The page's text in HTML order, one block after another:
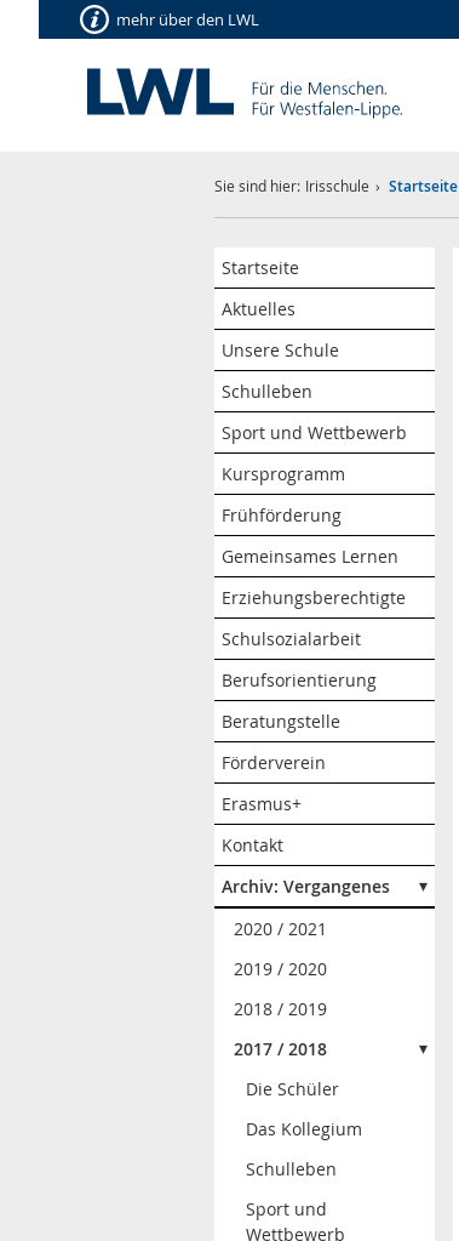
mehr über den LWL
Sie sind hier: Irisschule Startseite
Startseite
Aktuelles
Unsere Schule
Schulleben
Sport und Wettbewerb
Kursprogramm
Frühförderung
Gemeinsames Lernen
Erziehungsberechtigte
Schulsozialarbeit
Berufsorientierung
Beratungstelle
Förderverein
Erasmus+
Kontakt
Archiv: Vergangenes
2020 / 2021
2019 / 2020
2018 / 2019
2017 / 2018
Die Schüler
Das Kollegium
Schulleben
Sport und
Wettbewerb